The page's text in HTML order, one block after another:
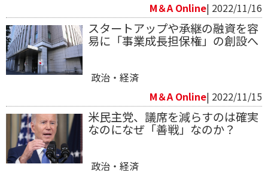
M＆A Online| 2022/11/16
スタートアップや承継の融資を容
易に「事業成長担保権」の創設へ
政治・経済
M＆A Online| 2022/11/15
米民主党、議席を減らすのは確実
なのになぜ「善戦」なのか？
政治・経済